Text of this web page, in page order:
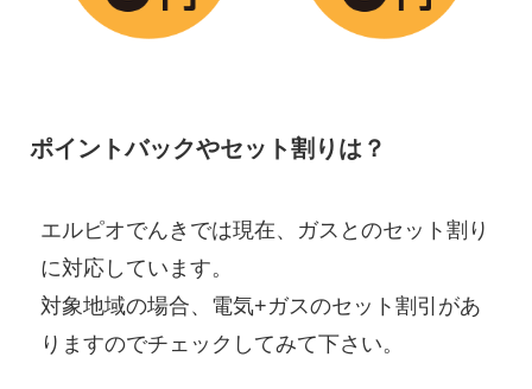
ポイントバックやセット割りは？
エルピオでんきでは現在、ガスとのセット割り
に対応しています。
対象地域の場合、電気+ガスのセット割引があ
りますのでチェックしてみて下さい。